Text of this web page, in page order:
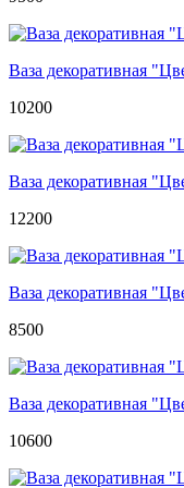
Ваза декоративная
10200
Ваза декоративная
12200
Ваза декоративная
8500
Ваза декоративная
10600